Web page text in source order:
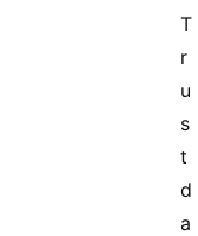
T
r
u
s
t
d
a